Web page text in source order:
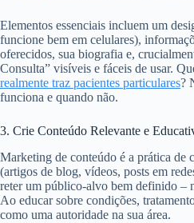
Elementos essenciais incluem um
funcione bem em celulares),
oferecidos, sua biografia e,
Consulta” visíveis e fáceis de usar.
realmente traz pacientes particulares?
funciona e quando não.
3. Crie Conteúdo Relevante e
Marketing de conteúdo é a prática de
(artigos de blog, vídeos, posts em
reter um público-alvo bem definido –
Ao educar sobre condições,
como uma autoridade na sua área.